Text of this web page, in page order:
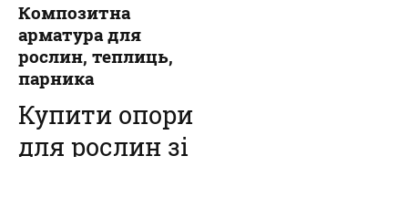
Композитна
арматура для
рослин, теплиць,
парника
Купити опори
для рослин зі